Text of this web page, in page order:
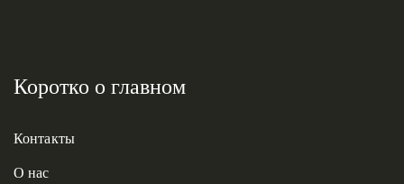
Коротко о главном
Контакты
О нас